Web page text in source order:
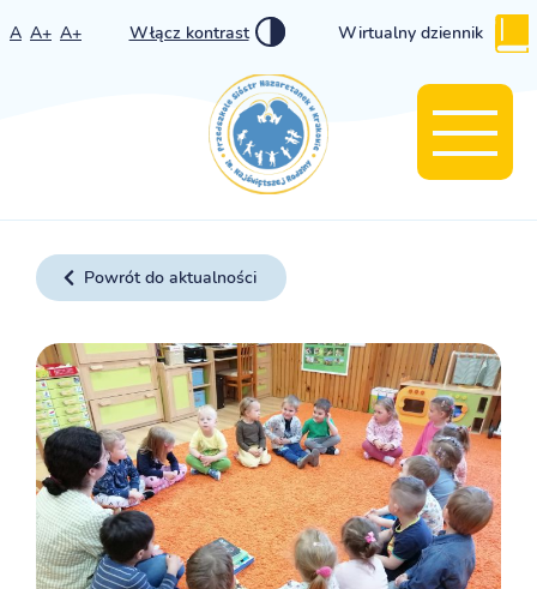
A A+ A+ Włącz kontrast Wirtualny dziennik
Powrót do aktualności